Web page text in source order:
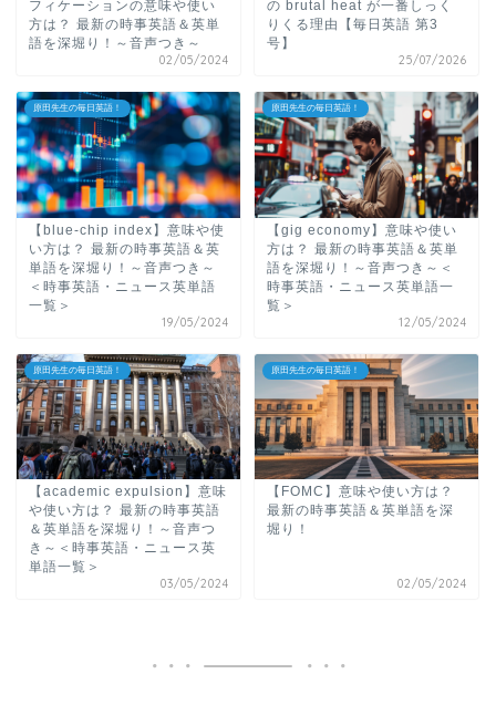
フィケーションの意味や使い
方は？ 最新の時事英語＆英単
語を深堀り！～音声つき～
02/05/2024
の brutal heat が一番しっく
りくる理由【毎日英語 第3
号】
25/07/2026
原田先生の毎日英語！
【blue-chip index】意味や使
い方は？ 最新の時事英語＆英
単語を深堀り！～音声つき～
＜時事英語・ニュース英単語
一覧＞
19/05/2024
原田先生の毎日英語！
【gig economy】意味や使い
方は？ 最新の時事英語＆英単
語を深堀り！～音声つき～＜
時事英語・ニュース英単語一
覧＞
12/05/2024
原田先生の毎日英語！
【academic expulsion】意味
や使い方は？ 最新の時事英語
＆英単語を深堀り！～音声つ
き～＜時事英語・ニュース英
単語一覧＞
03/05/2024
原田先生の毎日英語！
【FOMC】意味や使い方は？
最新の時事英語＆英単語を深
堀り！
02/05/2024